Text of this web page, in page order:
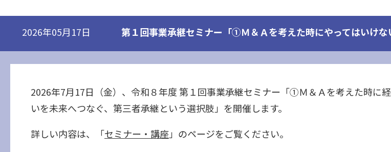
2026年05月17日 第１回事業承継セミナー「①Ｍ＆Ａを考えた時にやってはいけ
2026年7月17日（金）、令和８年度 第１回事業承継セミナー「①Ｍ＆Ａを考えた時
いを未来へつなぐ、第三者承継という選択肢」を開催します。
詳しい内容は、「セミナー・講座」のページをご覧ください。